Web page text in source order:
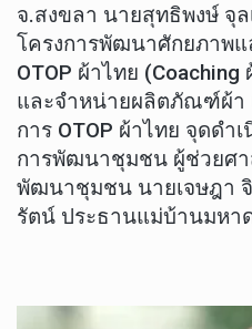
จ.สงขลา นายสุทธิพงษ์ จุ
โครงการพัฒนาศักยภาพแ
OTOP ผ้าไทย
และจำหน่ายผลิตภัณฑ์ผ้า
การ OTOP ผ้าไทย จุดด
การพัฒนาชุมชน ผู้ช่วยศา
พัฒนาชุมชน นายเจษฎา จิ
รัตน์ ประธานแม่บ้านมหา